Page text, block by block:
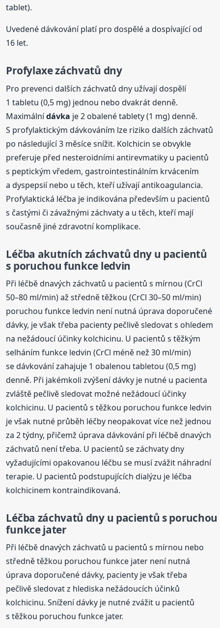
tablet).
Uvedené dávkování platí pro dospělé a dospívající od
16 let.
Profylaxe záchvatů dny
Pro prevenci dalších záchvatů dny užívají dospělí
1 tabletu (0,5 mg) jednou nebo dvakrát denně.
Maximálnídávka je 2 obalené tablety (1 mg) denně.
S profylaktickým dávkováním lze riziko dalších záchvatů
po následující 3 měsíce snížit. Kolchicin se obvykle
preferuje před nesteroidními antirevmatiky u pacientů
s peptickým vředem, gastrointestinálním krvácením
a dyspepsií nebo u těch, kteří užívají antikoagulancia.
Profylaktická léčba je indikována především u pacientů
s častými či závažnými záchvaty a u těch, kteří mají
současně jiné zdravotní komplikace.
Léčba akutních záchvatů dny u pacientů
s poruchou funkce ledvin
Při léčbě dnavých záchvatů u pacientů s mírnou (CrCl
50–80 ml/min) až středně těžkou (CrCl 30–50 ml/min)
poruchou funkce ledvin není nutná úprava doporučené
dávky, je však třeba pacienty pečlivě sledovat s ohledem
na nežádoucí účinky kolchicinu. U pacientů s těžkým
selháním funkce ledvin (CrCl méně než 30 ml/min)
se dávkování zahajuje 1 obalenou tabletou (0,5 mg)
denně. Při jakémkoli zvýšení dávky je nutné u pacienta
zvláště pečlivě sledovat možné nežádoucí účinky
kolchicinu. U pacientů s těžkou poruchou funkce ledvin
je však nutné průběh léčby neopakovat více než jednou
za 2 týdny, přičemž úprava dávkování při léčbě dnavých
záchvatů není třeba. U pacientů se záchvaty dny
vyžadujícími opakovanou léčbu se musí zvážit náhradní
terapie. U pacientů podstupujících dialýzu je léčba
kolchicinem kontraindikovaná.
Léčba záchvatů dny u pacientů s poruchou
funkce jater
Při léčbě dnavých záchvatů u pacientů s mírnou nebo
středně těžkou poruchou funkce jater není nutná
úprava doporučené dávky, pacienty je však třeba
pečlivě sledovat z hlediska nežádoucích účinků
kolchicinu. Snížení dávky je nutné zvážit u pacientů
s těžkou poruchou funkce jater.